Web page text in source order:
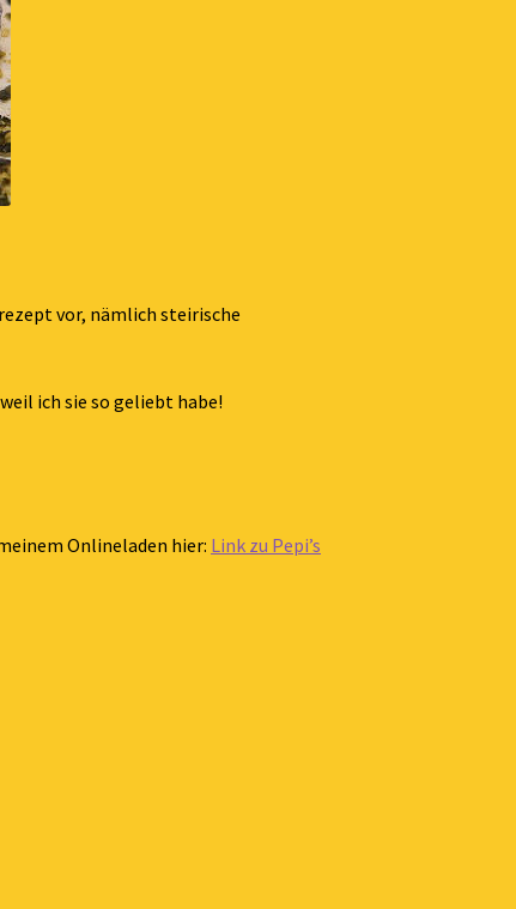
vor, nämlich steirische
ich sie so geliebt habe!
Onlineladen hier: Link zu Pepi’s